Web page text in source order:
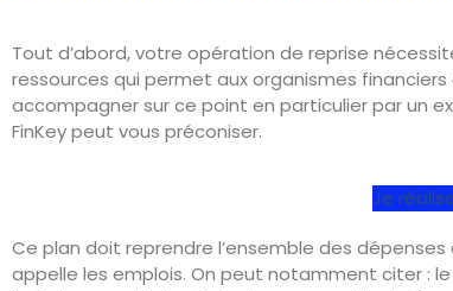
Tout d’abord, votre opération de reprise
ressources qui permet aux organismes
accompagner sur ce point en particulier par un
FinKey peut vous préconiser.
Je
Ce plan doit reprendre l’ensemble des
appelle les emplois. On peut notamment citer : le